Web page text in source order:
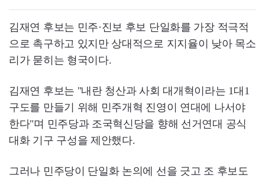
김재연 후보는 민주·진보 후보 단일화를 가장 적극적
으로 촉구하고 있지만 상대적으로 지지율이 낮아 목소
리가 묻히는 형국이다.
김재연 후보는 "내란 청산과 사회 대개혁이라는 1대1
구도를 만들기 위해 민주개혁 진영이 연대에 나서야
한다"며 민주당과 조국혁신당을 향해 선거연대 공식
대화 기구 구성을 제안했다.
그러나 민주당이 단일화 논의에 선을 긋고 조 후보도